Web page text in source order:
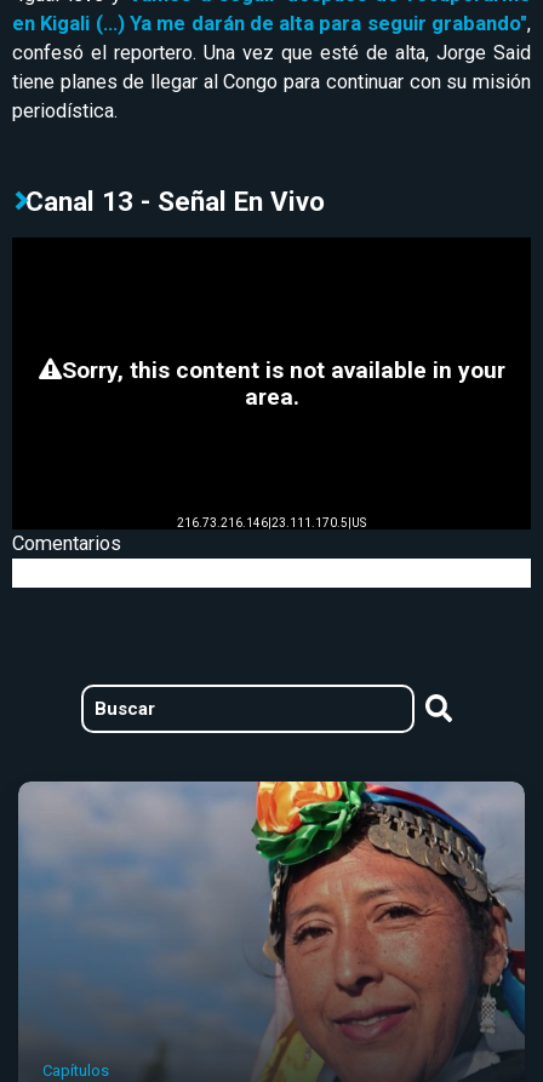
en Kigali (...) Ya me darán de alta para seguir grabando",
confesó el reportero. Una vez que esté de alta, Jorge Said
tiene planes de llegar al Congo para continuar con su misión
periodística.
Canal 13 - Señal En Vivo
Comentarios
Capítulos